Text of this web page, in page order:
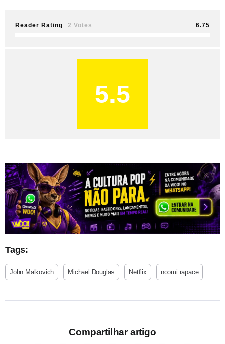
Reader Rating 2 Votes 6.75
5.5
Tags:
John Malkovich Michael Douglas Netflix noomi rapace
Compartilhar artigo